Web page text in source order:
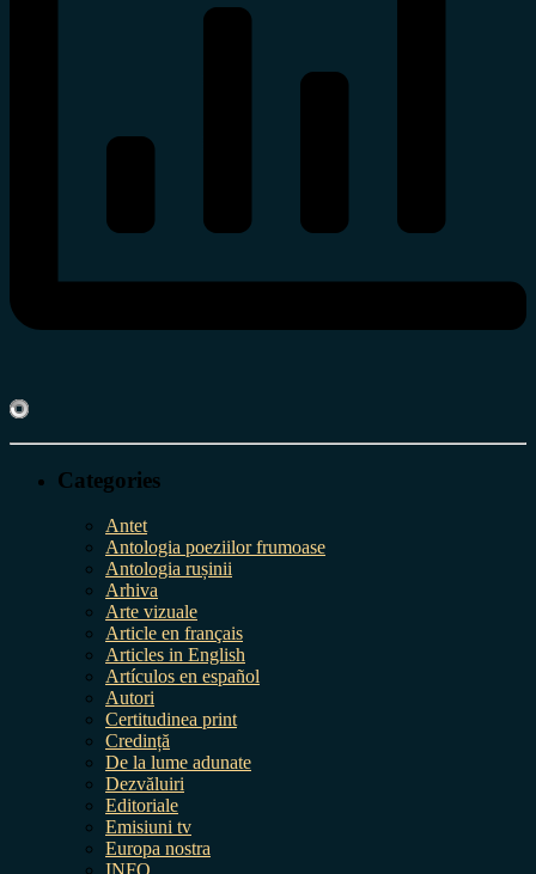
Categories
Antet
Antologia poeziilor frumoase
Antologia rușinii
Arhiva
Arte vizuale
Article en français
Articles in English
Artículos en español
Autori
Certitudinea print
Credință
De la lume adunate
Dezvăluiri
Editoriale
Emisiuni tv
Europa nostra